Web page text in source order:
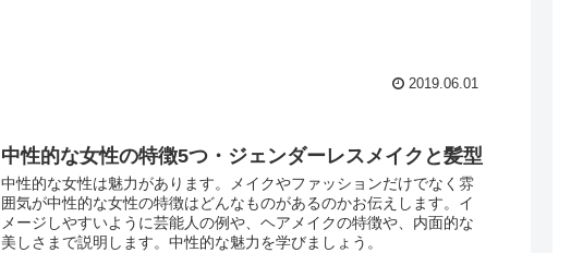
2019.06.01
中性的な女性の特徴5つ・ジェンダーレスメイクと髪型
中性的な女性は魅力があります。メイクやファッションだけでなく雰
囲気が中性的な女性の特徴はどんなものがあるのかお伝えします。イ
メージしやすいように芸能人の例や、ヘアメイクの特徴や、内面的な
美しさまで説明します。中性的な魅力を学びましょう。